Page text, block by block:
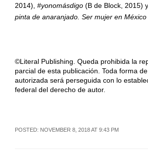
2014), #yonomásdigo(B de Block, 2015) y
pinta de anaranjado. Ser mujer en México
©Literal Publishing. Queda prohibida la
parcial de esta publicación. Toda forma
autorizada será perseguida con lo
federal del derecho de autor.
POSTED: NOVEMBER 8, 2018 AT 9:43 PM